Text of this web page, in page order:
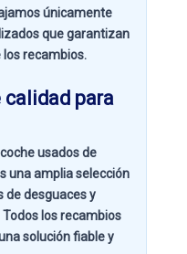
únicamente
que garantizan
los recambios.
calidad para
usados de
una amplia selección
de desguaces y
los recambios
solución fiable y